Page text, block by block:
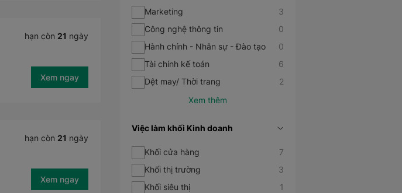
hạn còn 21 ngày
Xem ngay
hạn còn 21 ngày
Xem ngay
Marketing
3
Công nghệ thông tin
0
Hành chính - Nhân sự - Đào tạo
0
Tài chính kế toán
6
Dệt may/ Thời trang
2
Việc làm khối Kinh doanh
Khối cửa hàng
7
Khối thị trường
3
Khối siêu thị
1